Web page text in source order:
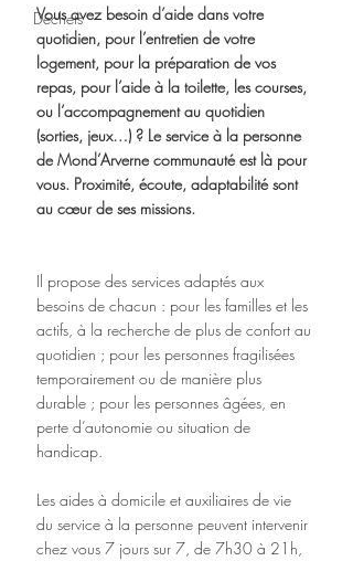
Déchets
Vous avez besoin d’aide dans votre
quotidien, pour l’entretien de votre
logement, pour la préparation de vos
repas, pour l’aide à la toilette, les courses,
ou l’accompagnement au quotidien
(sorties, jeux…) ? Le service à la personne
de Mond’Arverne communauté est là pour
vous. Proximité, écoute, adaptabilité sont
au cœur de ses missions.
Il propose des services adaptés aux
besoins de chacun : pour les familles et les
actifs, à la recherche de plus de confort au
quotidien ; pour les personnes fragilisées
temporairement ou de manière plus
durable ; pour les personnes âgées, en
perte d’autonomie ou situation de
handicap.
Les aides à domicile et auxiliaires de vie
du service à la personne peuvent intervenir
chez vous 7 jours sur 7, de 7h30 à 21h,